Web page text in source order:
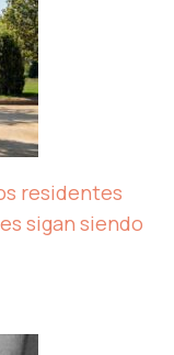
residentes
sigan siendo